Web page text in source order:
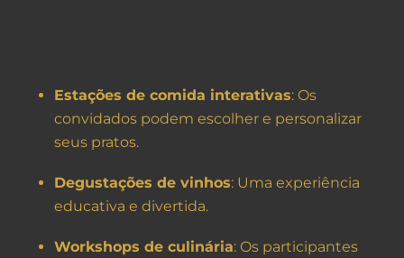
Estações de comida interativas: Os
convidados podem escolher e personalizar
seus pratos.
Degustações de vinhos: Uma experiência
educativa e divertida.
Workshops de culinária: Os participantes